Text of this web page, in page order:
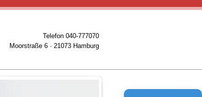
Telefon 040-777070
Moorstraße 6 · 21073 Hamburg